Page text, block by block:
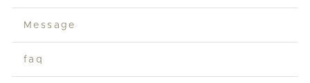
Message
faq